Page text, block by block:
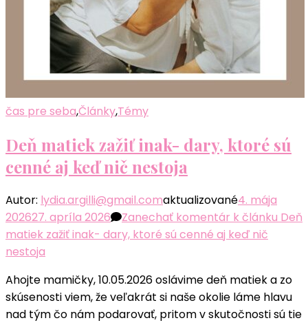
čas pre seba,Články,Témy
Deň matiek zažiť inak- dary, ktoré sú
cenné aj keď nič nestoja
Autor: lydia.argilli@gmail.comaktualizované4. mája
202627. apríla 2026 Zanechať komentár k článku Deň
matiek zažiť inak- dary, ktoré sú cenné aj keď nič
nestoja
Ahojte mamičky, 10.05.2026 oslávime deň matiek a zo
skúsenosti viem, že veľakrát si naše okolie láme hlavu
nad tým čo nám podarovať, pritom v skutočnosti sú tie